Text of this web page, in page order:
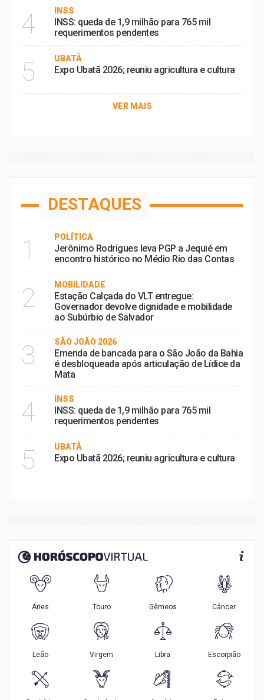
4 INSS
INSS: queda de 1,9 milhão para 765 mil
requerimentos pendentes
5 UBATÃ
Expo Ubatã 2026; reuniu agricultura e cultura
VER MAIS
DESTAQUES
1 POLÍTICA
Jerônimo Rodrigues leva PGP a Jequié em
encontro histórico no Médio Rio das Contas
2 MOBILIDADE
Estação Calçada do VLT entregue:
Governador devolve dignidade e mobilidade
ao Subúrbio de Salvador
3 SÃO JOÃO 2026
Emenda de bancada para o São João da Bahia
é desbloqueada após articulação de Lídice da
Mata
4 INSS
INSS: queda de 1,9 milhão para 765 mil
requerimentos pendentes
5 UBATÃ
Expo Ubatã 2026; reuniu agricultura e cultura